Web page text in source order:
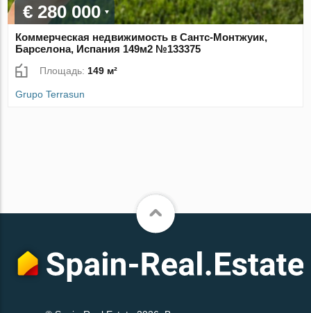
€ 280 000
Коммерческая недвижимость в Сантс-Монтжуик,
Барселона, Испания 149м2 №133375
Площадь: 149 м²
Grupo Terrasun